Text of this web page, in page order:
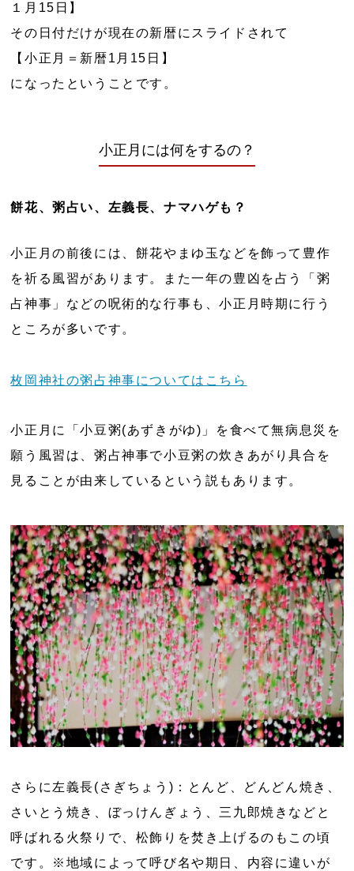
１月15日】
その日付だけが現在の新暦にスライドされて
【小正月＝新暦1月15日】
になったということです。
小正月には何をするの？
餅花、粥占い、左義長、ナマハゲも？
小正月の前後には、餅花やまゆ玉などを飾って豊作
を祈る風習があります。また一年の豊凶を占う「粥
占神事」などの呪術的な行事も、小正月時期に行う
ところが多いです。
枚岡神社の粥占神事についてはこちら
小正月に「小豆粥(あずきがゆ)」を食べて無病息災を
願う風習は、粥占神事で小豆粥の炊きあがり具合を
見ることが由来しているという説もあります。
さらに左義長(さぎちょう)：とんど、どんどん焼き、
さいとう焼き、ぼっけんぎょう、三九郎焼きなどと
呼ばれる火祭りで、松飾りを焚き上げるのもこの頃
です。※地域によって呼び名や期日、内容に違いが